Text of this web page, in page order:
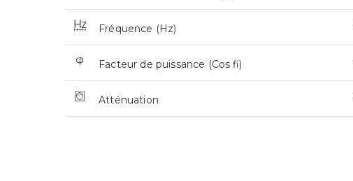
Fréquence (Hz)
Facteur de puissance (Cos fi)
Atténuation